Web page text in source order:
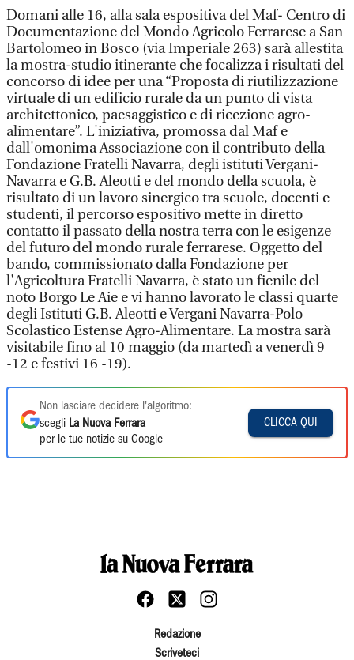
Domani alle 16, alla sala espositiva del Maf- Centro di
Documentazione del Mondo Agricolo Ferrarese a San
Bartolomeo in Bosco (via Imperiale 263) sarà allestita
la mostra-studio itinerante che focalizza i risultati del
concorso di idee per una “Proposta di riutilizzazione
virtuale di un edificio rurale da un punto di vista
architettonico, paesaggistico e di ricezione agro-
alimentare”. L'iniziativa, promossa dal Maf e
dall'omonima Associazione con il contributo della
Fondazione Fratelli Navarra, degli istituti Vergani-
Navarra e G.B. Aleotti e del mondo della scuola, è
risultato di un lavoro sinergico tra scuole, docenti e
studenti, il percorso espositivo mette in diretto
contatto il passato della nostra terra con le esigenze
del futuro del mondo rurale ferrarese. Oggetto del
bando, commissionato dalla Fondazione per
l'Agricoltura Fratelli Navarra, è stato un fienile del
noto Borgo Le Aie e vi hanno lavorato le classi quarte
degli Istituti G.B. Aleotti e Vergani Navarra-Polo
Scolastico Estense Agro-Alimentare. La mostra sarà
visitabile fino al 10 maggio (da martedì a venerdì 9
-12 e festivi 16 -19).
Non lasciare decidere l'algoritmo:
scegli La Nuova Ferrara
per le tue notizie su Google
CLICCA QUI
Redazione
Scriveteci